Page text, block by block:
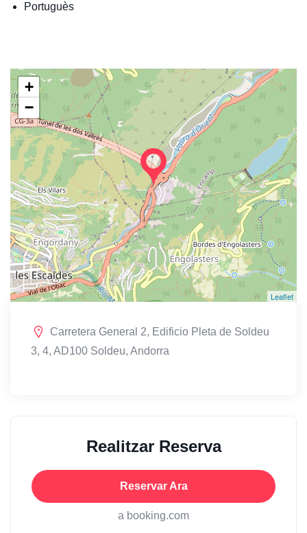
Portuguès
+
−
Leaflet
Carretera General 2, Edificio Pleta de Soldeu
3, 4, AD100 Soldeu, Andorra
Realitzar Reserva
Reservar Ara
a booking.com